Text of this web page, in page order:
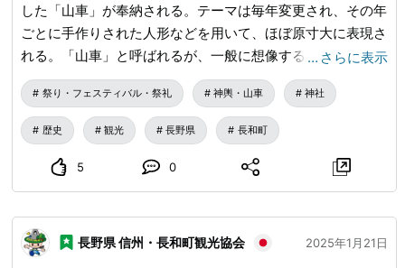
した「山車」が奉納される。テーマは毎年変更され、その年
ごとに手作りされた人形などを用いて、ほぼ原寸大に表現さ
れる。「山車」と呼ばれるが、一般に想像する曳いたり担い
だりするものではなく、神社周辺5か所の舞台に創り上げる
「置き山（飾り山）」である。周囲の景色と同化し、その物
語の中に入り込んだかのような気分にさせてくれる。 今年
（2025年）は 「分福茶釜 綱渡り」「道成寺 大蛇になった
乙女」「九尾の狐（玉藻前）伝説」「忠臣蔵 討ち入り」
「信濃路を行く黄門一行」の5場。 毎年1月14日・15日に開
催され、神社では遷霊祭、浦安の舞奉納、やながと不動太鼓
の奉納演奏などが行われる。神社周辺には屋台が並び、夜に
は花火が打ち上がる。
… さらに表示
祭り・フェスティバル・祭礼 神輿・山車 神社
歴史 観光 長野県 長和町
5 0
長野県 信州・長和町観光協会 2025年1月21日